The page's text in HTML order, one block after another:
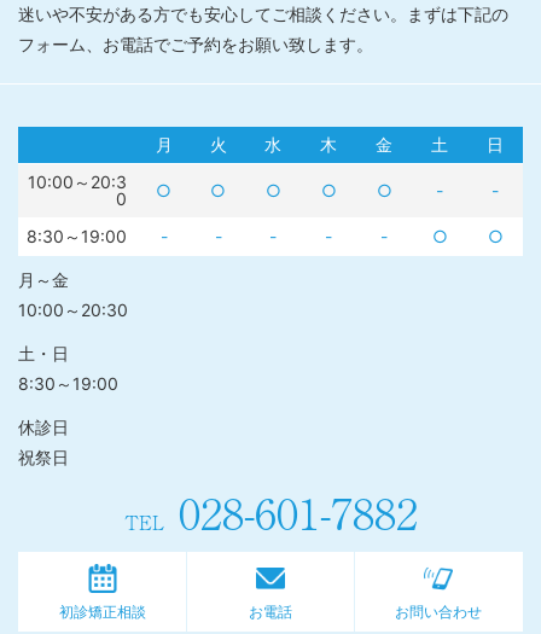
迷いや不安がある方でも安心してご相談ください。まずは下記の
フォーム、お電話でご予約をお願い致します。
月 火 水 木 金 土
日
10:00～20:3
0
○ ○ ○ ○ ○ - -
8:30～19:00 - - - - - ○ ○
月～金
10:00～20:30
土・日
8:30～19:00
休診日
祝祭日
TEL028-601-7882
初診矯正相談 お電話 お問い合わせ